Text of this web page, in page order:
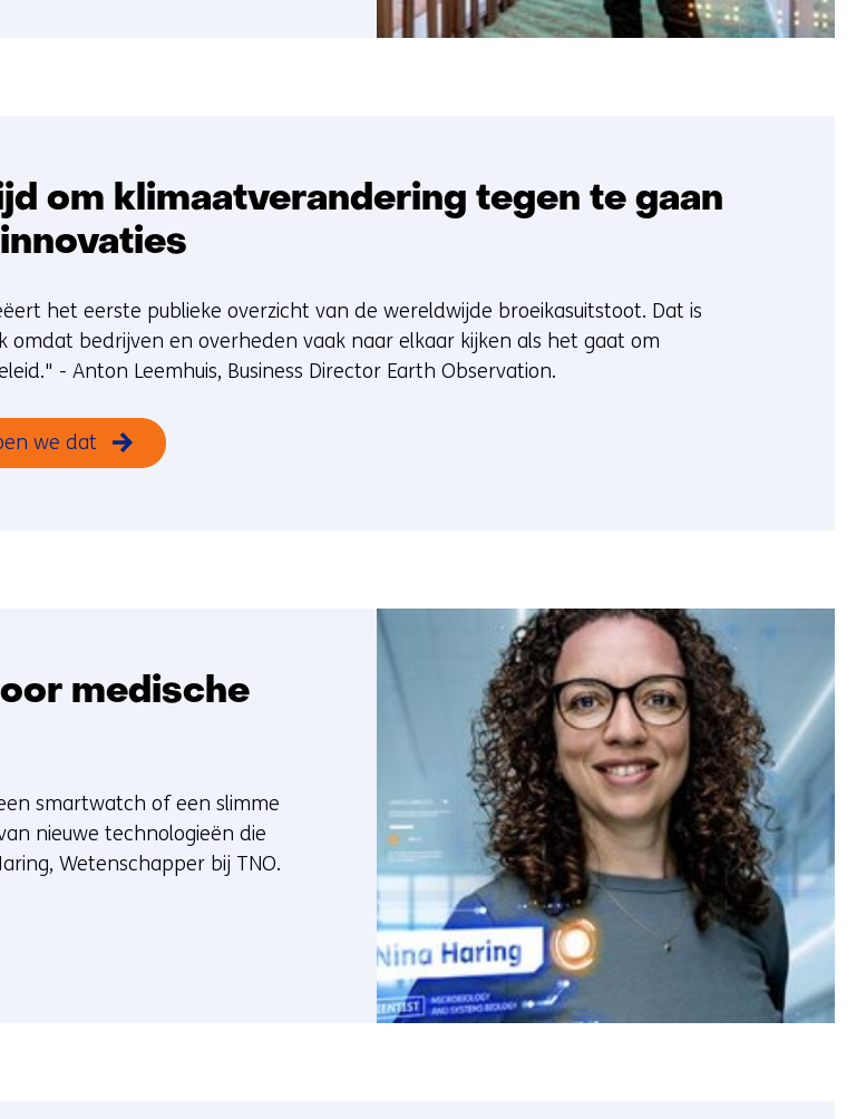
om klimaatverandering tegen te gaan
het eerste publieke overzicht van de wereldwijde broeikasuitstoot. Dat is
omdat bedrijven en overheden vaak naar elkaar kijken als het gaat om
- Anton Leemhuis, Business Director Earth Observation.
we dat
medische
smartwatch of een slimme
nieuwe technologieën die
Wetenschapper bij TNO.